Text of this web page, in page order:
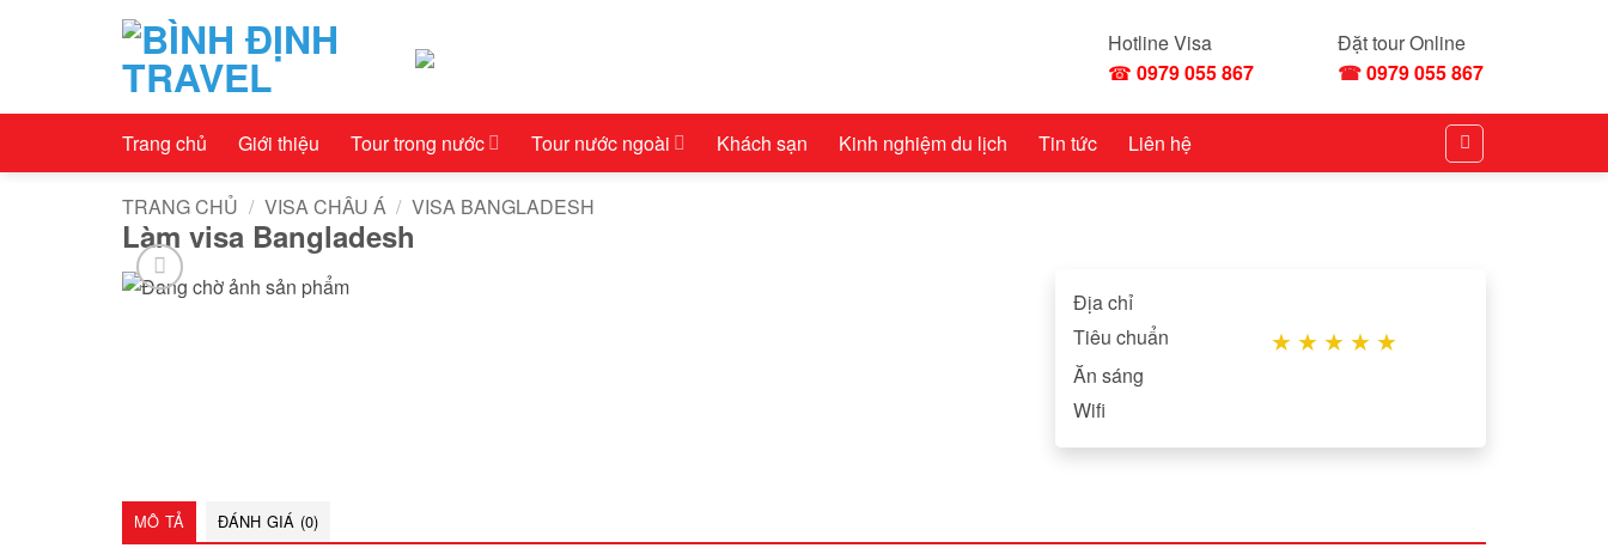
Hotline Visa
☎ 0979 055 867
Đặt tour Online
☎0979 055 867
Trang chủ Giới thiệu Tour trong nước Tour nước ngoài Khách sạn Kinh nghiệm du lịch Tin tức Liên hệ
TRANG CHỦ / VISA CHÂU Á / VISA BANGLADESH
Làm visa Bangladesh
Địa chỉ
Tiêu chuẩn
★ ★ ★ ★ ★
Ăn sáng
Wifi
MÔ TẢ ĐÁNH GIÁ (0)